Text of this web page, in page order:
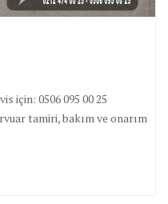
için: 0506 095 00 25
tamiri, bakım ve onarım